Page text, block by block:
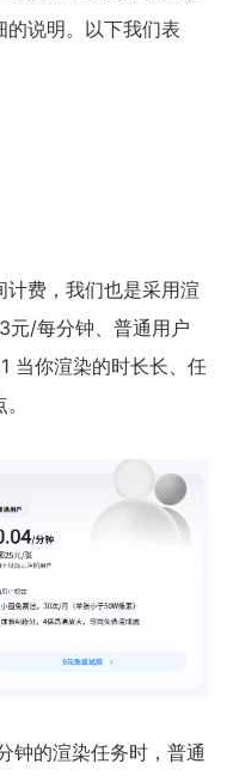
说明。以下我们表
计费，我们也是采用渲
元/每分钟、普通用户
当你渲染的时长长、任
钟的渲染任务时，普通